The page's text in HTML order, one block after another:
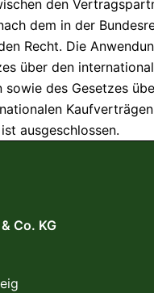
den
dem in der
Recht. Die
über den
sowie des Gesetzes
ausgeschlossen.
Co. KG